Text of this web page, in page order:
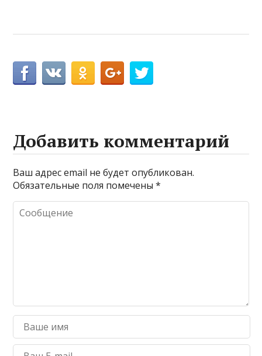
Добавить комментарий
Ваш адрес email не будет опубликован.
Обязательные поля помечены*